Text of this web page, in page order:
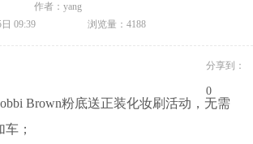
作者：yang
09:39
浏览量：4188
分享到：
0
Brown粉底送正装化妆刷活动，无需
；